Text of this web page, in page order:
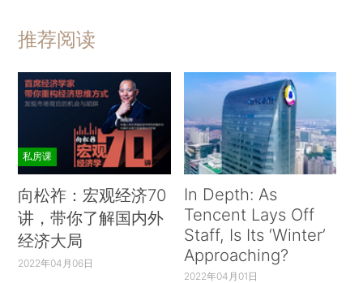
推荐阅读
私房课
向松祚：宏观经济70
讲，带你了解国内外
经济大局
2022年04月06日
In Depth: As
Tencent Lays Off
Staff, Is Its ‘Winter’
Approaching?
2022年04月01日